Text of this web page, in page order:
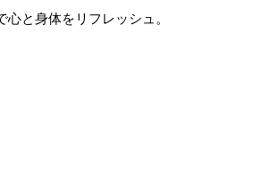
と身体をリフレッシュ。